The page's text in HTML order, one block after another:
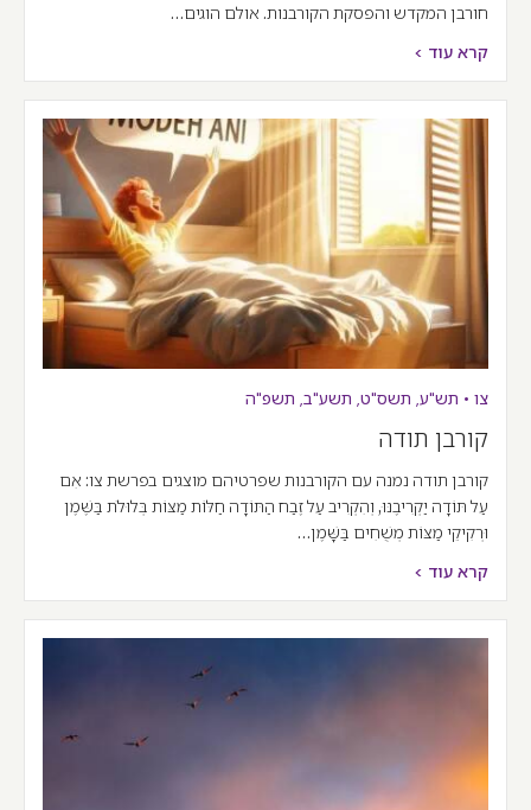
חורבן המקדש והפסקת הקורבנות. אולם הוגים…
קרא עוד >
צו • תש"ע, תשס"ט, תשע"ב, תשפ"ה
קורבן תודה
קורבן תודה נמנה עם הקורבנות שפרטיהם מוצגים בפרשת צו: אִם
עַל תּוֹדָה יַקְרִיבֶנּוּ, וְהִקְרִיב עַל זֶבַח הַתּוֹדָה חַלּוֹת מַצּוֹת בְּלוּלֹת בַּשֶּׁמֶן
וּרְקִיקֵי מַצּוֹת מְשֻׁחִים בַּשָּׁמֶן…
קרא עוד >